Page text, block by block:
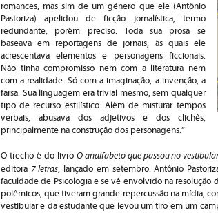
romances, mas sim de um gênero que ele (Antônio
Pastoriza) apelidou de ficção jornalística, termo
redundante, porém preciso. Toda sua prosa se
baseava em reportagens de jornais, às quais ele
acrescentava elementos e personagens ficcionais.
Não tinha compromisso nem com a literatura nem
com a realidade. Só com a imaginação, a invenção, a
farsa. Sua linguagem era trivial mesmo, sem qualquer
tipo de recurso estilístico. Além de misturar tempos
verbais, abusava dos adjetivos e dos clichês,
principalmente na construção dos personagens.”
O trecho é do livro O analfabeto que passou no
editora 7 letras, lançado em setembro. Antônio
faculdade de Psicologia e se vê envolvido na resolução
polêmicos, que tiveram grande repercussão na mídia,
vestibular e da estudante que levou um tiro em um